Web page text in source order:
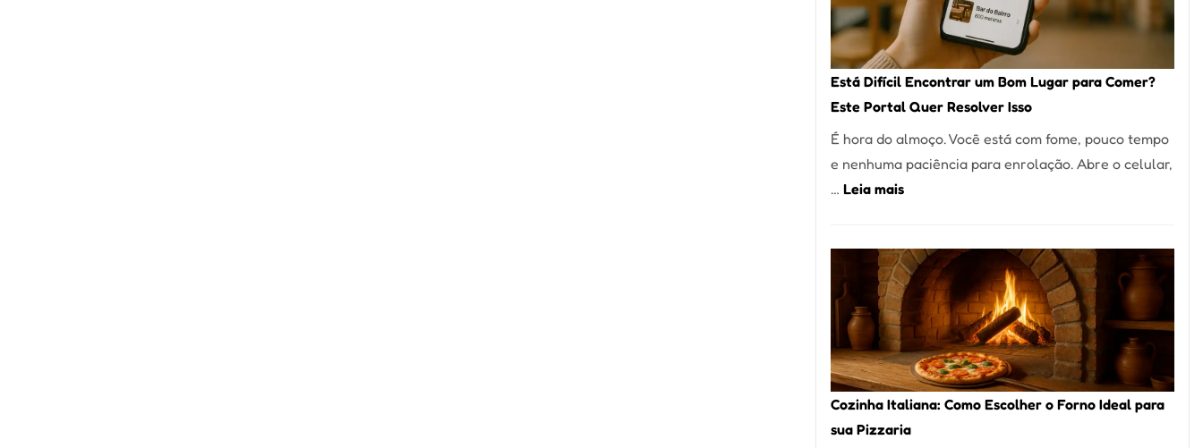
como
reservar
em
São
Está Difícil Encontrar um Bom Lugar para Comer?
Este Portal Quer Resolver Isso
É hora do almoço. Você está com fome, pouco tempo
e nenhuma paciência para enrolação. Abre o celular,
… Leia mais:
Encontrar
um
Bom
Lugar
para
Comer?
Este
Portal
Cozinha Italiana: Como Escolher o Forno Ideal para
sua Pizzaria